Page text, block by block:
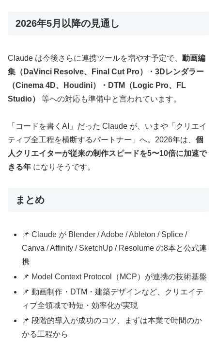
2026年5月以降の見通し
Claude は今後さらに連携ツールを増やす予定で、 動画編
集（DaVinci Resolve、Final Cut Pro）・3Dレンダラー
（Cinema 4D、Houdini）・DTM（Logic Pro、FL
Studio）
等への対応も準備中と言われています。
「コードを書くAI」だった Claude が、いまや「クリエイ
ティブ全工程を横断するパートナー」へ。2026年は、 個
人クリエイターが従来の制作スピードを5〜10倍に加速で
きる年 になりそうです。
まとめ
📌 Claude が Blender / Adobe / Ableton / Splice /
Canva / Affinity / SketchUp / Resolume の8本と公式連
携
📌 Model Context Protocol（MCP）が連携の技術基盤
📌 動画制作・DTM・建築デザインなど、クリエイテ
ィブ全領域で時短・効率化が実現
📌 段階的導入が成功のコツ、まずは本業で時間のか
かる工程から